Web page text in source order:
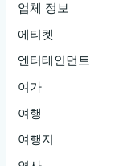
업체 정보
에티켓
엔터테인먼트
여가
여행
여행지